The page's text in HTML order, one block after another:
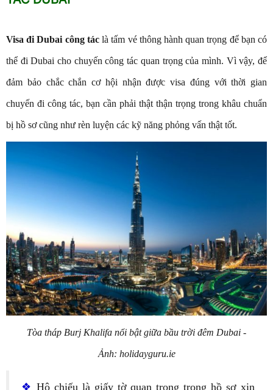
Visa đi Dubai công táclà tấm vé thông hành quan trọng để bạn có
thể đi Dubai cho chuyến công tác quan trọng của mình. Vì vậy, để
đảm bảo chắc chắn cơ hội nhận được visa đúng với thời gian
chuyến đi công tác, bạn cần phải thật thận trọng trong khâu chuẩn
bị hồ sơ cũng như rèn luyện các kỹ năng phỏng vấn thật tốt.
Tòa tháp Burj Khalifa nổi bật giữa bầu trời đêm Dubai -
Ảnh: holidayguru.ie
❖ Hộ chiếu là giấy tờ quan trọng trong hồ sơ xin